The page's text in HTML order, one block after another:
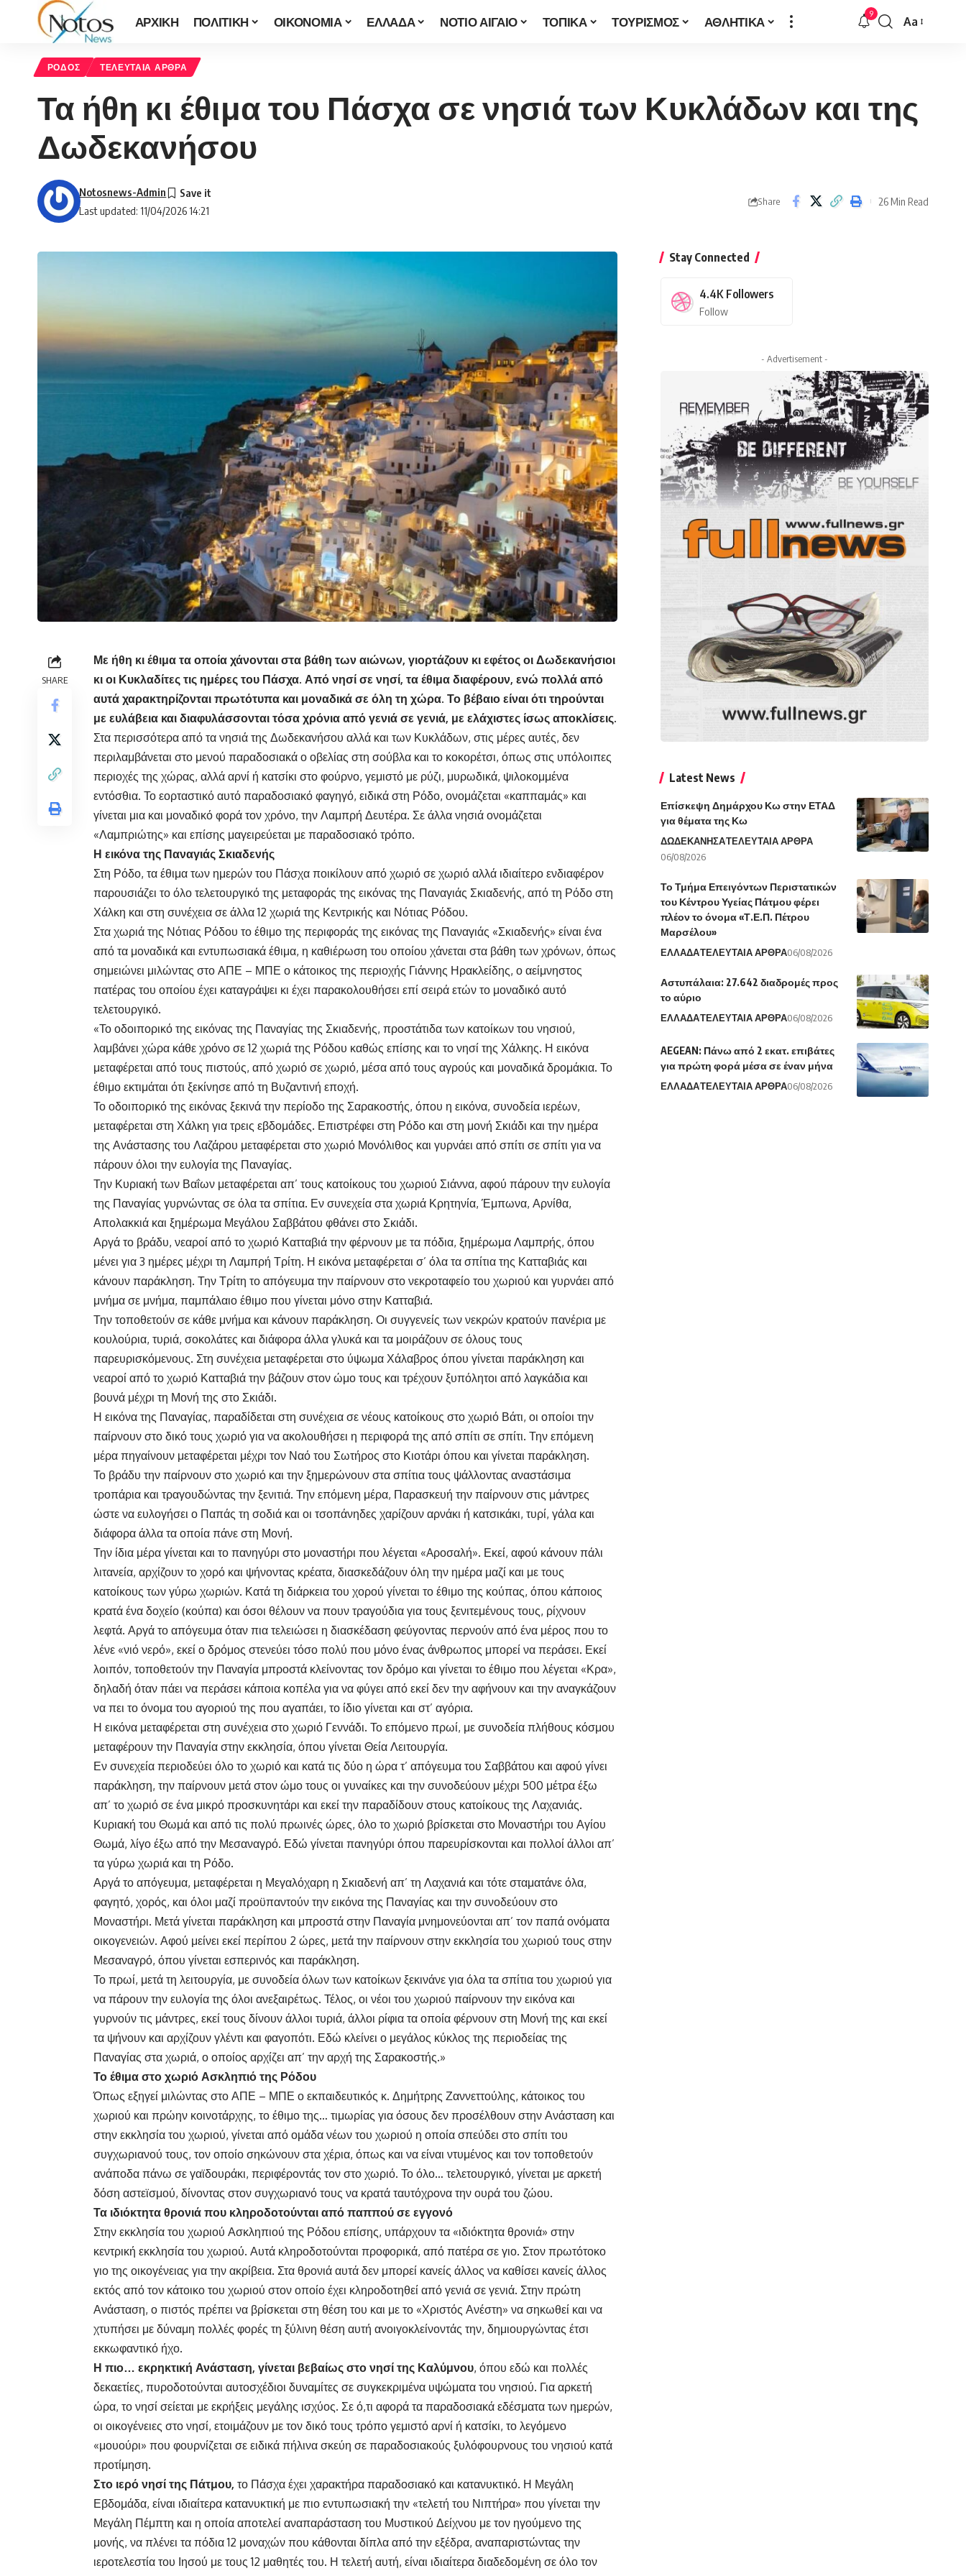
ΑΡΧΙΚΗ ΠΟΛΙΤΙΚΗ ΟΙΚΟΝΟΜΙΑ ΕΛΛΑΔΑ ΝΟΤΙΟ ΑΙΓΑΙΟ ΤΟΠΙΚΑ ΤΟΥΡΙΣΜΟΣ ΑΘΛΗΤΙΚΑ 9
Font
Aa
ΡΟΔΟΣ ΤΕΛΕΥΤΑΙΑ ΑΡΘΡΑ
Τα ήθη κι έθιμα του Πάσχα σε νησιά των Κυκλάδων και της
Δωδεκανήσου
Last updated: 11/04/2026 14:21
Notosnews-Admin
Share 26 Min Read
SHARE
Με ήθη κι έθιμα τα οποία χάνονται στα βάθη των αιώνων, γιορτάζουν κι εφέτος οι Δωδεκανήσιοι
κι οι Κυκλαδίτες τις ημέρες του Πάσχα. Από νησί σε νησί, τα έθιμα διαφέρουν, ενώ πολλά από
αυτά χαρακτηρίζονται πρωτότυπα και μοναδικά σε όλη τη χώρα. Το βέβαιο είναι ότι τηρούνται
με ευλάβεια και διαφυλάσσονται τόσα χρόνια από γενιά σε γενιά, με ελάχιστες ίσως αποκλίσεις.
Στα περισσότερα από τα νησιά της Δωδεκανήσου αλλά και των Κυκλάδων, στις μέρες αυτές, δεν
περιλαμβάνεται στο μενού παραδοσιακά ο οβελίας στη σούβλα και το κοκορέτσι, όπως στις υπόλοιπες
περιοχές της χώρας, αλλά αρνί ή κατσίκι στο φούρνο, γεμιστό με ρύζι, μυρωδικά, ψιλοκομμένα
εντόσθια. Το εορταστικό αυτό παραδοσιακό φαγηγό, ειδικά στη Ρόδο, ονομάζεται «καππαμάς» και
γίνεται μια και μοναδικό φορά τον χρόνο, την Λαμπρή Δευτέρα. Σε άλλα νησιά ονομάζεται
«Λαμπριώτης» και επίσης μαγειρεύεται με παραδοσιακό τρόπο.
Η εικόνα της Παναγιάς Σκιαδενής
Στη Ρόδο, τα έθιμα των ημερών του Πάσχα ποικίλουν από χωριό σε χωριό αλλά ιδιαίτερο ενδιαφέρον
παρουσιάζει το όλο τελετουργικό της μεταφοράς της εικόνας της Παναγιάς Σκιαδενής, από τη Ρόδο στη
Χάλκη και στη συνέχεια σε άλλα 12 χωριά της Κεντρικής και Νότιας Ρόδου.
Στα χωριά της Νότιας Ρόδου το έθιμο της περιφοράς της εικόνας της Παναγιάς «Σκιαδενής» είναι ένα
από τα μοναδικά και εντυπωσιακά έθιμα, η καθιέρωση του οποίου χάνεται στα βάθη των χρόνων, όπως
σημειώνει μιλώντας στο ΑΠΕ – ΜΠΕ ο κάτοικος της περιοχής Γιάννης Ηρακλείδης, ο αείμνηστος
πατέρας του οποίου έχει καταγράψει κι έχει παρακολουθήσει επί σειρά ετών το μοναδικό αυτό
τελετουργικό.
«Το οδοιπορικό της εικόνας της Παναγίας της Σκιαδενής, προστάτιδα των κατοίκων του νησιού,
λαμβάνει χώρα κάθε χρόνο σε 12 χωριά της Ρόδου καθώς επίσης και το νησί της Χάλκης. Η εικόνα
μεταφέρεται από τους πιστούς, από χωριό σε χωριό, μέσα από τους αγρούς και μοναδικά δρομάκια. Το
έθιμο εκτιμάται ότι ξεκίνησε από τη Βυζαντινή εποχή.
Το οδοιπορικό της εικόνας ξεκινά την περίοδο της Σαρακοστής, όπου η εικόνα, συνοδεία ιερέων,
μεταφέρεται στη Χάλκη για τρεις εβδομάδες. Επιστρέφει στη Ρόδο και στη μονή Σκιάδι και την ημέρα
της Ανάστασης του Λαζάρου μεταφέρεται στο χωριό Μονόλιθος και γυρνάει από σπίτι σε σπίτι για να
πάρουν όλοι την ευλογία της Παναγίας.
Την Κυριακή των Βαΐων μεταφέρεται απ’ τους κατοίκους του χωριού Σιάννα, αφού πάρουν την ευλογία
της Παναγίας γυρνώντας σε όλα τα σπίτια. Εν συνεχεία στα χωριά Κρητηνία, Έμπωνα, Αρνίθα,
Απολακκιά και ξημέρωμα Μεγάλου Σαββάτου φθάνει στο Σκιάδι.
Αργά το βράδυ, νεαροί από το χωριό Κατταβιά την φέρνουν με τα πόδια, ξημέρωμα Λαμπρής, όπου
μένει για 3 ημέρες μέχρι τη Λαμπρή Τρίτη. Η εικόνα μεταφέρεται σ’ όλα τα σπίτια της Κατταβιάς και
κάνουν παράκληση. Την Τρίτη το απόγευμα την παίρνουν στο νεκροταφείο του χωριού και γυρνάει από
μνήμα σε μνήμα, παμπάλαιο έθιμο που γίνεται μόνο στην Κατταβιά.
Την τοποθετούν σε κάθε μνήμα και κάνουν παράκληση. Οι συγγενείς των νεκρών κρατούν πανέρια με
κουλούρια, τυριά, σοκολάτες και διάφορα άλλα γλυκά και τα μοιράζουν σε όλους τους
παρευρισκόμενους. Στη συνέχεια μεταφέρεται στο ύψωμα Χάλαβρος όπου γίνεται παράκληση και
νεαροί από το χωριό Κατταβιά την βάζουν στον ώμο τους και τρέχουν ξυπόλητοι από λαγκάδια και
βουνά μέχρι τη Μονή της στο Σκιάδι.
Η εικόνα της Παναγίας, παραδίδεται στη συνέχεια σε νέους κατοίκους στο χωριό Βάτι, οι οποίοι την
παίρνουν στο δικό τους χωριό για να ακολουθήσει η περιφορά της από σπίτι σε σπίτι. Την επόμενη
μέρα πηγαίνουν μεταφέρεται μέχρι τον Ναό του Σωτήρος στο Κιοτάρι όπου και γίνεται παράκληση.
Το βράδυ την παίρνουν στο χωριό και την ξημερώνουν στα σπίτια τους ψάλλοντας αναστάσιμα
τροπάρια και τραγουδώντας την ξενιτιά. Την επόμενη μέρα, Παρασκευή την παίρνουν στις μάντρες
ώστε να ευλογήσει ο Παπάς τη σοδιά και οι τσοπάνηδες χαρίζουν αρνάκι ή κατσικάκι, τυρί, γάλα και
διάφορα άλλα τα οποία πάνε στη Μονή.
Την ίδια μέρα γίνεται και το πανηγύρι στο μοναστήρι που λέγεται «Aροσαλή». Εκεί, αφού κάνουν πάλι
λιτανεία, αρχίζουν το χορό και ψήνοντας κρέατα, διασκεδάζουν όλη την ημέρα μαζί και με τους
κατοίκους των γύρω χωριών. Κατά τη διάρκεια του χορού γίνεται το έθιμο της κούπας, όπου κάποιος
κρατά ένα δοχείο (κούπα) και όσοι θέλουν να πουν τραγούδια για τους ξενιτεμένους τους, ρίχνουν
λεφτά. Αργά το απόγευμα όταν πια τελειώσει η διασκέδαση φεύγοντας περνούν από ένα μέρος που το
λένε «νιό νερό», εκεί ο δρόμος στενεύει τόσο πολύ που μόνο ένας άνθρωπος μπορεί να περάσει. Εκεί
λοιπόν, τοποθετούν την Παναγία μπροστά κλείνοντας τον δρόμο και γίνεται το έθιμο που λέγεται «Κρα»,
δηλαδή όταν πάει να περάσει κάποια κοπέλα για να φύγει από εκεί δεν την αφήνουν και την αναγκάζουν
να πει το όνομα του αγοριού της που αγαπάει, το ίδιο γίνεται και στ’ αγόρια.
Η εικόνα μεταφέρεται στη συνέχεια στο χωριό Γεννάδι. Το επόμενο πρωί, με συνοδεία πλήθους κόσμου
μεταφέρουν την Παναγία στην εκκλησία, όπου γίνεται Θεία Λειτουργία.
Εν συνεχεία περιοδεύει όλο το χωριό και κατά τις δύο η ώρα τ’ απόγευμα του Σαββάτου και αφού γίνει
παράκληση, την παίρνουν μετά στον ώμο τους οι γυναίκες και την συνοδεύουν μέχρι 500 μέτρα έξω
απ’ το χωριό σε ένα μικρό προσκυνητάρι και εκεί την παραδίδουν στους κατοίκους της Λαχανιάς.
Κυριακή του Θωμά και από τις πολύ πρωινές ώρες, όλο το χωριό βρίσκεται στο Μοναστήρι του Αγίου
Θωμά, λίγο έξω από την Μεσαναγρό. Εδώ γίνεται πανηγύρι όπου παρευρίσκονται και πολλοί άλλοι απ’
τα γύρω χωριά και τη Ρόδο.
Αργά το απόγευμα, μεταφέρεται η Μεγαλόχαρη η Σκιαδενή απ’ τη Λαχανιά και τότε σταματάνε όλα,
φαγητό, χορός, και όλοι μαζί προϋπαντούν την εικόνα της Παναγίας και την συνοδεύουν στο
Μοναστήρι. Μετά γίνεται παράκληση και μπροστά στην Παναγία μνημονεύονται απ’ τον παπά ονόματα
οικογενειών. Αφού μείνει εκεί περίπου 2 ώρες, μετά την παίρνουν στην εκκλησία του χωριού τους στην
Μεσαναγρό, όπου γίνεται εσπερινός και παράκληση.
Το πρωί, μετά τη λειτουργία, με συνοδεία όλων των κατοίκων ξεκινάνε για όλα τα σπίτια του χωριού για
να πάρουν την ευλογία της όλοι ανεξαιρέτως. Τέλος, οι νέοι του χωριού παίρνουν την εικόνα και
γυρνούν τις μάντρες, εκεί τους δίνουν άλλοι τυριά, άλλοι ρίφια τα οποία φέρνουν στη Μονή της και εκεί
τα ψήνουν και αρχίζουν γλέντι και φαγοπότι. Εδώ κλείνει ο μεγάλος κύκλος της περιοδείας της
Παναγίας στα χωριά, ο οποίος αρχίζει απ’ την αρχή της Σαρακοστής.»
Το έθιμα στο χωριό Ασκληπιό της Ρόδου
Όπως εξηγεί μιλώντας στο ΑΠΕ – ΜΠΕ ο εκπαιδευτικός κ. Δημήτρης Ζαννεττούλης, κάτοικος του
χωριού και πρώην κοινοτάρχης, το έθιμο της… τιμωρίας για όσους δεν προσέλθουν στην Ανάσταση και
στην εκκλησία του χωριού, γίνεται από ομάδα νέων του χωριού η οποία σπεύδει στο σπίτι του
συγχωριανού τους, τον οποίο σηκώνουν στα χέρια, όπως και να είναι ντυμένος και τον τοποθετούν
ανάποδα πάνω σε γαϊδουράκι, περιφέροντάς τον στο χωριό. Το όλο… τελετουργικό, γίνεται με αρκετή
δόση αστεϊσμού, δίνοντας στον συγχωριανό τους να κρατά ταυτόχρονα την ουρά του ζώου.
Τα ιδιόκτητα θρονιά που κληροδοτούνται από παππού σε εγγονό
Στην εκκλησία του χωριού Ασκληπιού της Ρόδου επίσης, υπάρχουν τα «ιδιόκτητα θρονιά» στην
κεντρική εκκλησία του χωριού. Αυτά κληροδοτούνται προφορικά, από πατέρα σε γιο. Στον πρωτότοκο
γιο της οικογένειας για την ακρίβεια. Στα θρονιά αυτά δεν μπορεί κανείς άλλος να καθίσει κανείς άλλος
εκτός από τον κάτοικο του χωριού στον οποίο έχει κληροδοτηθεί από γενιά σε γενιά. Στην πρώτη
Ανάσταση, ο πιστός πρέπει να βρίσκεται στη θέση του και με το «Χριστός Ανέστη» να σηκωθεί και να
χτυπήσει με δύναμη πολλές φορές τη ξύλινη θέση αυτή ανοιγοκλείνοντάς την, δημιουργώντας έτσι
εκκωφαντικό ήχο.
Η πιο… εκρηκτική Ανάσταση, γίνεται βεβαίως στο νησί της Καλύμνου, όπου εδώ και πολλές
δεκαετίες, πυροδοτούνται αυτοσχέδιοι δυναμίτες σε συγκεκριμένα υψώματα του νησιού. Για αρκετή
ώρα, το νησί σείεται με εκρήξεις μεγάλης ισχύος. Σε ό,τι αφορά τα παραδοσιακά εδέσματα των ημερών,
οι οικογένειες στο νησί, ετοιμάζουν με τον δικό τους τρόπο γεμιστό αρνί ή κατσίκι, το λεγόμενο
«μουούρι» που φουρνίζεται σε ειδικά πήλινα σκεύη σε παραδοσιακούς ξυλόφουρνους του νησιού κατά
προτίμηση.
Στο ιερό νησί της Πάτμου, το Πάσχα έχει χαρακτήρα παραδοσιακό και κατανυκτικό. Η Μεγάλη
Εβδομάδα, είναι ιδιαίτερα κατανυκτική με πιο εντυπωσιακή την «τελετή του Νιπτήρα» που γίνεται την
Μεγάλη Πέμπτη και η οποία αποτελεί αναπαράσταση του Μυστικού Δείχνου με τον ηγούμενο της
μονής, να πλένει τα πόδια 12 μοναχών που κάθονται δίπλα από την εξέδρα, αναπαριστώντας την
ιεροτελεστία του Ιησού με τους 12 μαθητές του. Η τελετή αυτή, είναι ιδιαίτερα διαδεδομένη σε όλο τον
Stay Connected
4.4K Followers
Follow
- Advertisement -
Latest News
Επίσκεψη Δημάρχου Κω στην ΕΤΑΔ
για θέματα της Κω
ΔΩΔΕΚΑΝΗΣΑΤΕΛΕΥΤΑΙΑ ΑΡΘΡΑ
06/08/2026
Το Τμήμα Επειγόντων Περιστατικών
του Κέντρου Υγείας Πάτμου φέρει
πλέον το όνομα «Τ.Ε.Π. Πέτρου
Μαρσέλου»
ΕΛΛΑΔΑΤΕΛΕΥΤΑΙΑ ΑΡΘΡΑ06/08/2026
Αστυπάλαια: 27.642 διαδρομές προς
το αύριο
ΕΛΛΑΔΑΤΕΛΕΥΤΑΙΑ ΑΡΘΡΑ06/08/2026
AEGEAN: Πάνω από 2 εκατ. επιβάτες
για πρώτη φορά μέσα σε έναν μήνα
ΕΛΛΑΔΑΤΕΛΕΥΤΑΙΑ ΑΡΘΡΑ06/08/2026